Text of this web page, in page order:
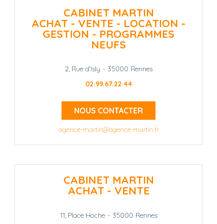
CABINET MARTIN
ACHAT - VENTE - LOCATION -
GESTION - PROGRAMMES
NEUFS
2, Rue d'Isly - 35000 Rennes
02.99.67.22.44
NOUS CONTACTER
agence-martin@agence-martin.fr
CABINET MARTIN
ACHAT - VENTE
11, Place Hoche - 35000 Rennes